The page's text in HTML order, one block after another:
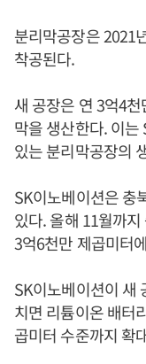
분리막공장은 2021
착공된다.
새 공장은 연 3억4
막을 생산한다. 이
있는 분리막공장의
SK이노베이션은 충
있다. 올해 11월까
3억6천만 제곱미터
SK이노베이션이 새
치면 리튬이온 배터
곱미터 수준까지 확